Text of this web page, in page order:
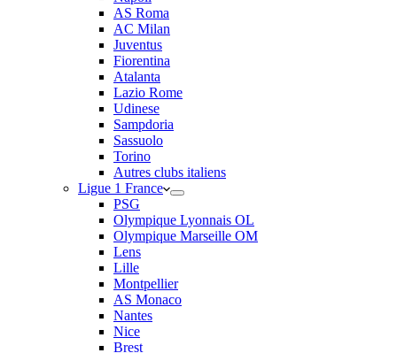
AS Roma
AC Milan
Juventus
Fiorentina
Atalanta
Lazio Rome
Udinese
Sampdoria
Sassuolo
Torino
Autres clubs italiens
Ligue 1 France
PSG
Olympique Lyonnais OL
Olympique Marseille OM
Lens
Lille
Montpellier
AS Monaco
Nantes
Nice
Brest